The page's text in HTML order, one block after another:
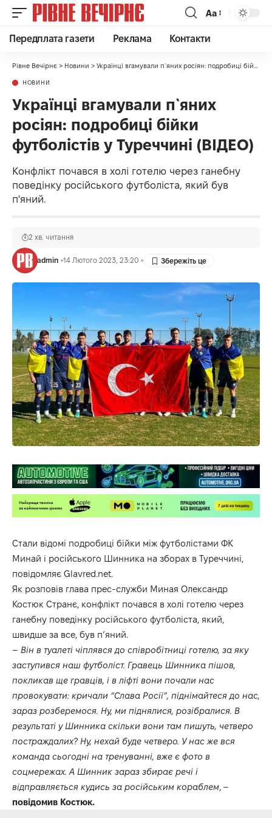
Аа
Передплата газети Реклама Контакти
Рівне Вечірнє > Новини > Українці вгамували п`яних росіян: подробиці бійки футболістів у Туреччині (ВІДЕО)
НОВИНИ
Українці вгамували п`яних
росіян: подробиці бійки
футболістів у Туреччині (ВІДЕО)
Конфлікт почався в холі готелю через ганебну
поведінку російського футболіста, який був
п'яний.
admin 14 Лютого 2023, 23:20
2 хв. читання
Стали відомі подробиці бійки між футболістами ФК
Минай і російського Шинника на зборах в Туреччині,
повідомляє Glavred.net.
Як розповів глава прес-служби Миная Олександр
Костюк Странє, конфлікт почався в холі готелю через
ганебну поведінку російського футболіста, який,
швидше за все, був п’яний.
– Він в туалеті чіплявся до співробітниці готелю, за яку
заступився наш футболіст. Гравець Шинника пішов,
покликав ще гравців, і в ліфті вони почали нас
провокувати: кричали “Слава Росії”, піднімайтеся до нас,
зараз розберемося. Ну, ми піднялися, розібралися. В
результаті у Шинника скільки вони там пишуть, четверо
постраждалих? Ну, нехай буде четверо. У нас же вся
команда сьогодні на тренуванні, вже є фото в
соцмережах. А Шинник зараз збирає речі і
відправляється кудись за російським кораблем, –
повідомив Костюк.